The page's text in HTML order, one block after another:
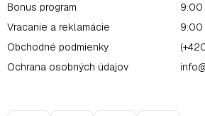
Bonus program
Vracanie a reklamácie
Obchodné podmienky
Ochrana osobných údajov
9:00
9:00